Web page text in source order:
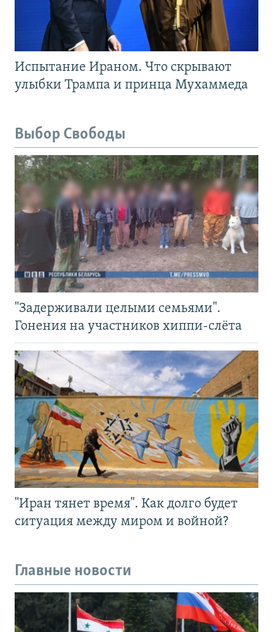
Испытание Ираном. Что скрывают
улыбки Трампа и принца Мухаммеда
Выбор Свободы
"Задерживали целыми семьями".
Гонения на участников хиппи-слёта
"Иран тянет время". Как долго будет
ситуация между миром и войной?
Главные новости